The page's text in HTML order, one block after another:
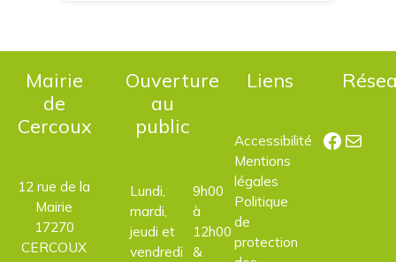
Mairie
de
Cercoux
12 rue de la
Mairie
17270
CERCOUX
Ouverture
au
public
Lundi,
mardi,
jeudi et
vendredi
9h00
à
12h00
&
Liens
Accessibilité
Mentions
légales
Politique
de
protection
E-mail